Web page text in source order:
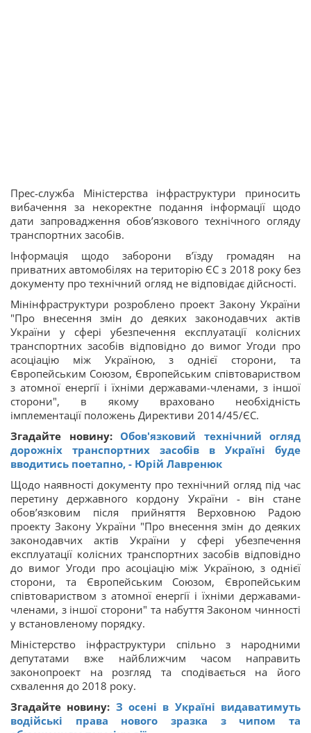
Прес-служба Міністерства інфраструктури приносить
вибачення за некоректне подання інформації щодо
дати запровадження обов’язкового технічного огляду
транспортних засобів.
Інформація щодо заборони в’їзду громадян на
приватних автомобілях на територію ЄС з 2018 року без
документу про технічний огляд не відповідає дійсності.
Мінінфраструктури розроблено проект Закону України
"Про внесення змін до деяких законодавчих актів
України у сфері убезпечення експлуатації колісних
транспортних засобів відповідно до вимог Угоди про
асоціацію між Україною, з однієї сторони, та
Європейським Союзом, Європейським співтовариством
з атомної енергії і їхніми державами-членами, з іншої
сторони", в якому враховано необхідність
імплементації положень Директиви 2014/45/ЄС.
Згадайте новину: Обов'язковий технічний огляд
дорожніх транспортних засобів в Україні буде
вводитись поетапно, - Юрій Лавренюк
Щодо наявності документу про технічний огляд під час
перетину державного кордону України - він стане
обов’язковим після прийняття Верховною Радою
проекту Закону України "Про внесення змін до деяких
законодавчих актів України у сфері убезпечення
експлуатації колісних транспортних засобів відповідно
до вимог Угоди про асоціацію між Україною, з однієї
сторони, та Європейським Союзом, Європейським
співтовариством з атомної енергії і їхніми державами-
членами, з іншої сторони" та набуття Законом чинності
у встановленому порядку.
Міністерство інфраструктури спільно з народними
депутатами вже найближчим часом направить
законопроект на розгляд та сподівається на його
схвалення до 2018 року.
Згадайте новину: З осені в Україні видаватимуть
водійські права нового зразка з чипом та